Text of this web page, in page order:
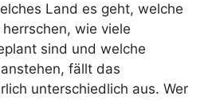
Land es geht, welche
wie viele
sind und welche
fällt das
unterschiedlich aus. Wer